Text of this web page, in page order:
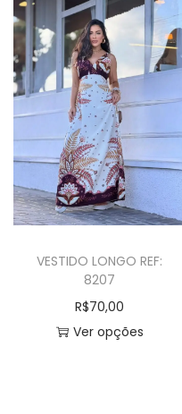
VESTIDO LONGO REF:
8207
R$70,00
Ver opções